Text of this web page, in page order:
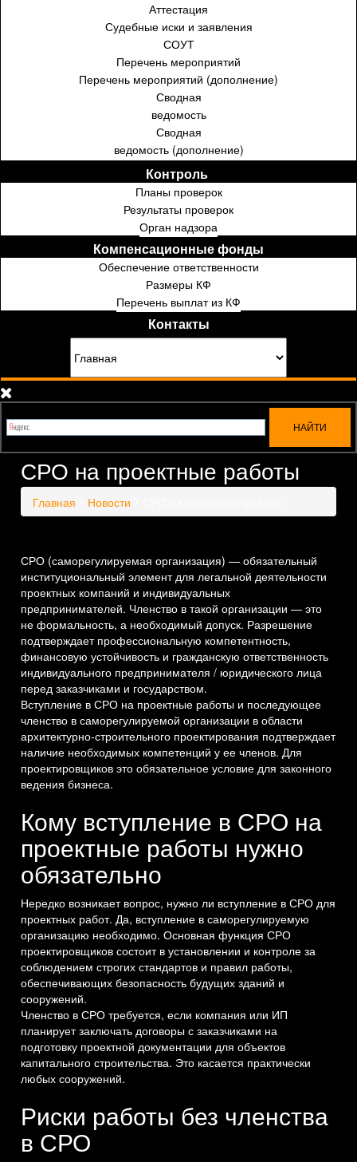
Аттестация
Судебные иски и заявления
СОУТ
Перечень мероприятий
Перечень мероприятий (дополнение)
Сводная
ведомость
Сводная
ведомость (дополнение)
Контроль ⁣⁣⁣⁣
Планы проверок
Результаты проверок
Орган надзора
Компенсационные фонды
Обеспечение ответственности
Размеры КФ
Перечень выплат из КФ
Контакты
СРО на проектные работы
Главная Новости
СРО (саморегулируемая организация) — обязательный
институциональный элемент для легальной деятельности
проектных компаний и индивидуальных
предпринимателей. Членство в такой организации — это
не формальность, а необходимый допуск. Разрешение
подтверждает профессиональную компетентность,
финансовую устойчивость и гражданскую ответственность
индивидуального предпринимателя / юридического лица
перед заказчиками и государством.
Вступление в СРО на проектные работы и последующее
членство в саморегулируемой организации в области
архитектурно-строительного проектирования подтверждает
наличие необходимых компетенций у ее членов. Для
проектировщиков это обязательное условие для законного
ведения бизнеса.
Кому вступление в СРО на
проектные работы нужно
обязательно
Нередко возникает вопрос, нужно ли вступление в СРО для
проектных работ. Да, вступление в саморегулируемую
организацию необходимо. Основная функция СРО
проектировщиков состоит в установлении и контроле за
соблюдением строгих стандартов и правил работы,
обеспечивающих безопасность будущих зданий и
сооружений.
Членство в СРО требуется, если компания или ИП
планирует заключать договоры с заказчиками на
подготовку проектной документации для объектов
капитального строительства. Это касается практически
любых сооружений.
Риски работы без членства
в СРО